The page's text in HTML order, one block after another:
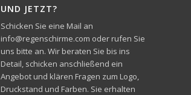
UND JETZT?
Schicken Sie eine Mail an
info@regenschirme.com oder rufen Sie
uns bitte an. Wir beraten Sie bis ins
Detail, schicken anschließend ein
Angebot und klären Fragen zum Logo,
Druckstand und Farben. Sie erhalten